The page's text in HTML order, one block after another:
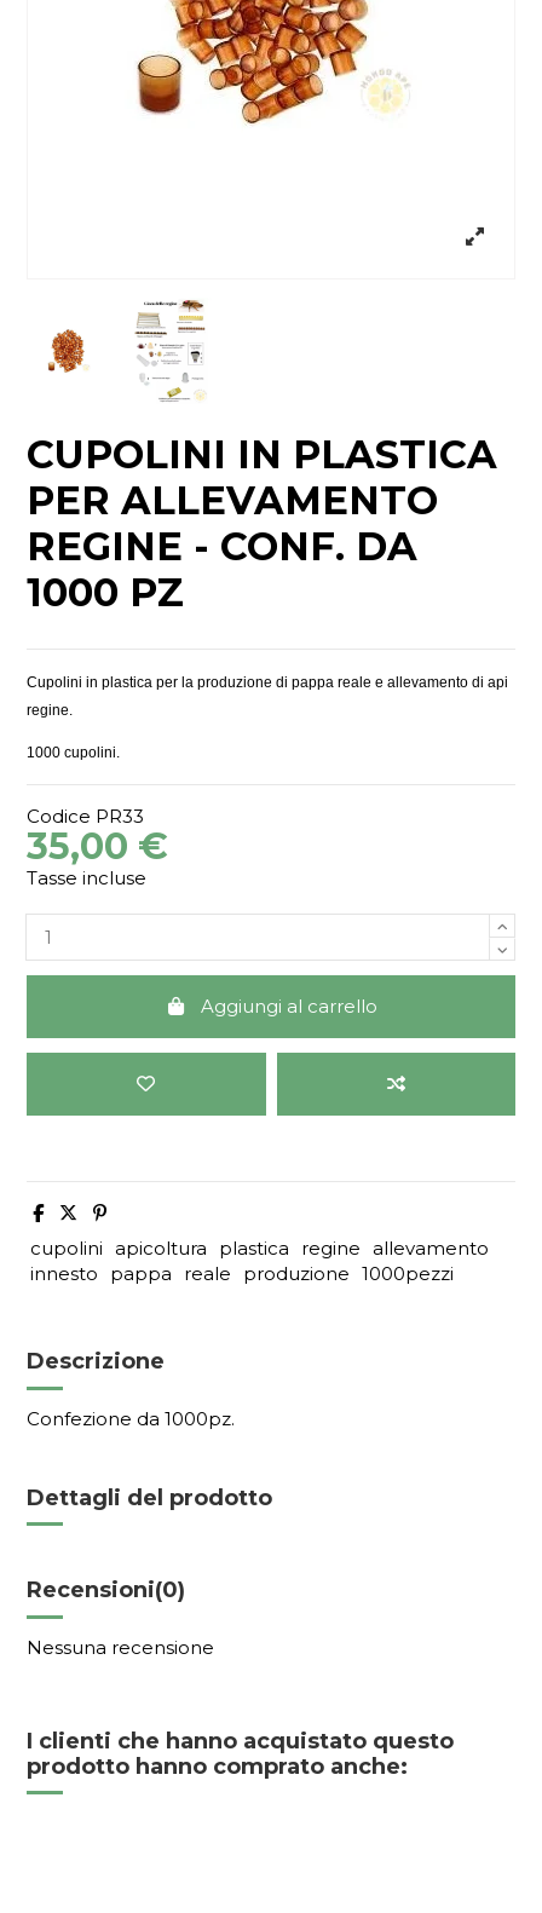
CUPOLINI IN PLASTICA
PER ALLEVAMENTO
REGINE - CONF. DA
1000 PZ
Cupolini in plastica per la produzione di pappa reale e allevamento di api
regine.
1000 cupolini.
Codice PR33
35,00 €
Tasse incluse
Aggiungi al carrello
cupolini apicoltura plastica regine
allevamento
innesto
pappa reale produzione 1000pezzi
Descrizione
Confezione da 1000pz.
Dettagli del prodotto
Recensioni(0)
Nessuna recensione
I clienti che hanno acquistato questo
prodotto hanno comprato anche: